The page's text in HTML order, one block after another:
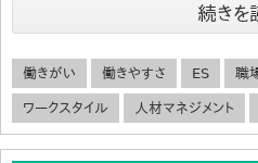
続きを
働きがい 働きやすさ ES 職
ワークスタイル 人材マネジメント